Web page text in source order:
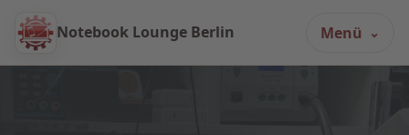
Notebook Lounge Berlin Menü